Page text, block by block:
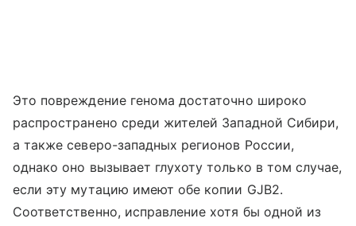
Это повреждение генома достаточно широко
распространено среди жителей Западной Сибири,
а также северо-западных регионов России,
однако оно вызывает глухоту только в том случае,
если эту мутацию имеют обе копии GJB2.
Соответственно, исправление хотя бы одной из